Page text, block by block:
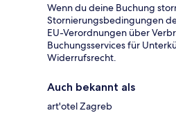
Wenn du deine Buchung
Stornierungsbedingungen
EU-Verordnungen über
Buchungsservices für
Widerrufsrecht.
Auch bekannt als
art'otel Zagreb